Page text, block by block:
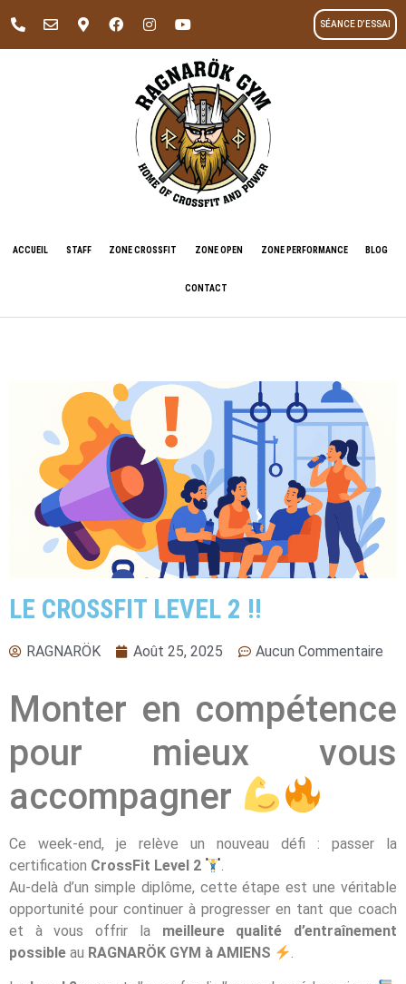
SÉANCE D’ESSAI
ACCUEIL STAFF ZONE CROSSFIT ZONE OPEN ZONE PERFORMANCE BLOG
CONTACT
LE CROSSFIT LEVEL 2 !!
RAGNARÖK Août 25, 2025 Aucun Commentaire
Monter en compétence
pour mieux vous
accompagner
Ce week-end, je relève un nouveau défi : passer la
certification CrossFit Level 2
.
Au-delà d’un simple diplôme, cette étape est une véritable
opportunité pour continuer à progresser en tant que coach
et à vous offrir la meilleure qualité d’entraînement
possible au RAGNARÖK GYM à AMIENS .